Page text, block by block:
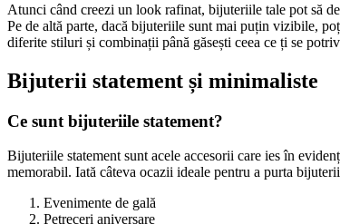
Atunci când creezi un look rafinat, bijuteriile tale pot să
Pe de altă parte, dacă bijuteriile sunt mai puțin vizibile,
diferite stiluri și combinații până găsești ceea ce ți se
Bijuterii statement și minimaliste
Ce sunt bijuteriile statement?
Bijuteriile statement sunt acele accesorii care ies în
memorabil. Iată câteva ocazii ideale pentru a purta
Evenimente de gală
Petreceri aniversare